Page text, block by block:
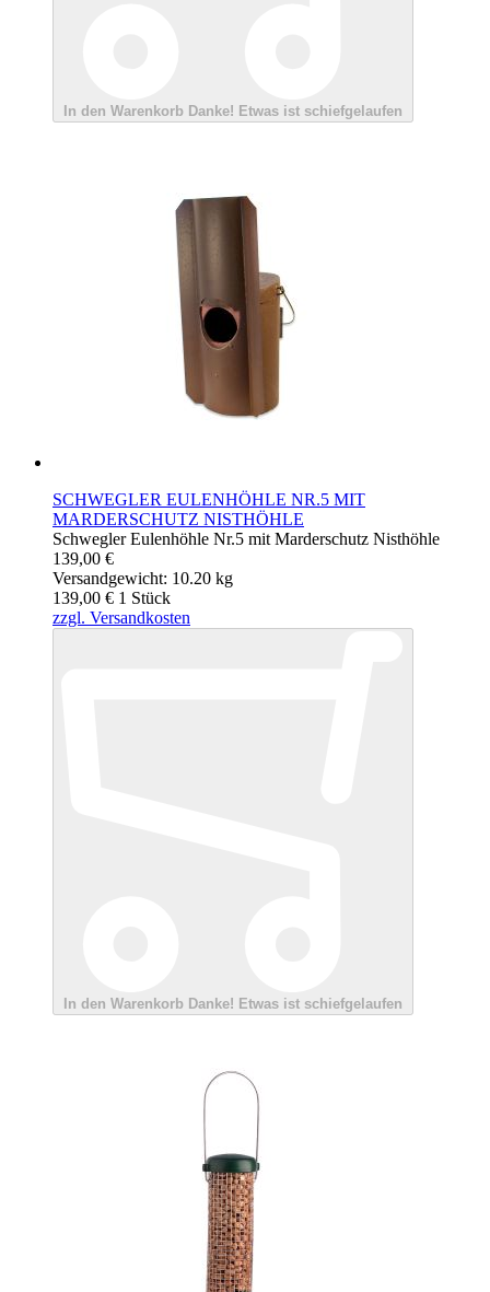
In den Warenkorb Danke! Etwas ist schiefgelaufen
SCHWEGLER EULENHÖHLE NR.5 MIT
MARDERSCHUTZ NISTHÖHLE
Schwegler Eulenhöhle Nr.5 mit Marderschutz Nisthöhle
139,00 €
Versandgewicht: 10.20 kg
139,00 € 1 Stück
zzgl. Versandkosten
In den Warenkorb Danke! Etwas ist schiefgelaufen